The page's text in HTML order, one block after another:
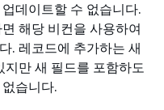
데이트할 수 없습니다.
해당 비컨을 사용하여
. 레코드에 추가하는 새
만 새 필드를 포함하도
습니다.